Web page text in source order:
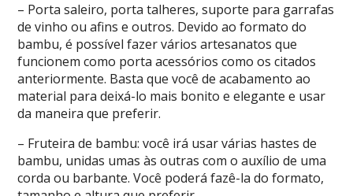
– Porta saleiro, porta talheres, suporte para garrafas
de vinho ou afins e outros. Devido ao formato do
bambu, é possível fazer vários artesanatos que
funcionem como porta acessórios como os citados
anteriormente. Basta que você de acabamento ao
material para deixá-lo mais bonito e elegante e usar
da maneira que preferir.
– Fruteira de bambu: você irá usar várias hastes de
bambu, unidas umas às outras com o auxílio de uma
corda ou barbante. Você poderá fazê-la do formato,